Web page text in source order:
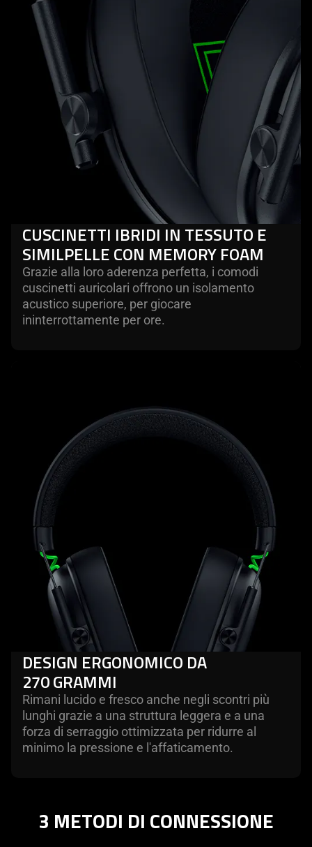
CUSCINETTI IBRIDI IN TESSUTO E
SIMILPELLE CON MEMORY FOAM
Grazie alla loro aderenza perfetta, i comodi
cuscinetti auricolari offrono un isolamento
acustico superiore, per giocare
ininterrottamente per ore.
DESIGN ERGONOMICO DA
270 GRAMMI
Rimani lucido e fresco anche negli scontri più
lunghi grazie a una struttura leggera e a una
forza di serraggio ottimizzata per ridurre al
minimo la pressione e l'affaticamento.
3 METODI DI CONNESSIONE